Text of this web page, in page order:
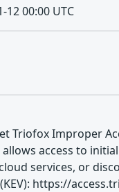
12 00:00 UTC
Triofox Improper
access to
services, or
https://